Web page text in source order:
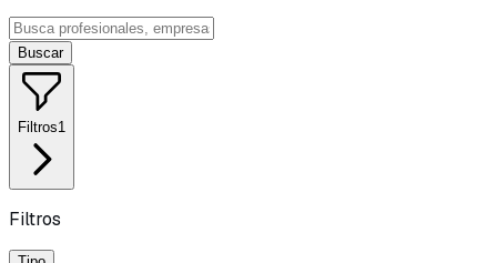
Buscar
Filtros1
Filtros